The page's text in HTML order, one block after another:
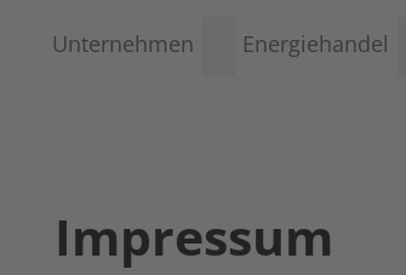
Unternehmen Energiehandel
Impressum